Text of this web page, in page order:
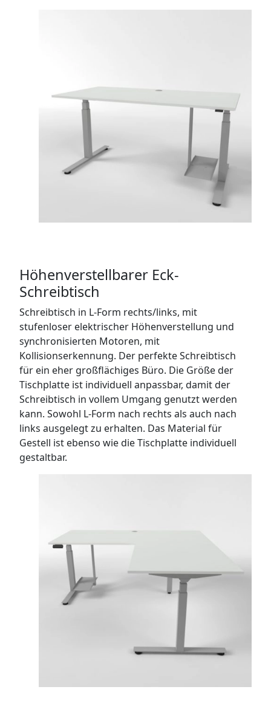
Höhenverstellbarer Eck-
Schreibtisch
Schreibtisch in L-Form rechts/links, mit
stufenloser elektrischer Höhenverstellung und
synchronisierten Motoren, mit
Kollisionserkennung. Der perfekte Schreibtisch
für ein eher großflächiges Büro. Die Größe der
Tischplatte ist individuell anpassbar, damit der
Schreibtisch in vollem Umgang genutzt werden
kann. Sowohl L-Form nach rechts als auch nach
links ausgelegt zu erhalten. Das Material für
Gestell ist ebenso wie die Tischplatte individuell
gestaltbar.